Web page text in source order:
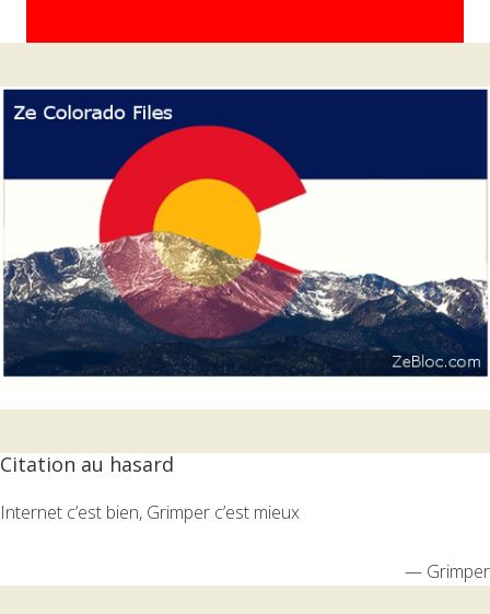
Citation au hasard
Internet c’est bien, Grimper c’est mieux
— Grimper